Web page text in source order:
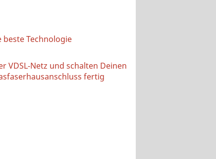
Technologie
Netz und schalten Deinen
fertig